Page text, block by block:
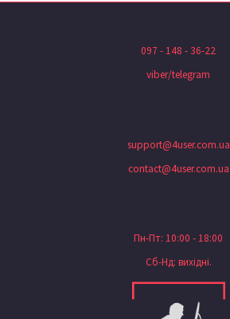
097 - 148 - 36-22
viber/telegram
support@4user.com.ua
contact@4user.com.ua
Пн-Пт: 10:00 - 18:00
Сб-Нд: вихідні.